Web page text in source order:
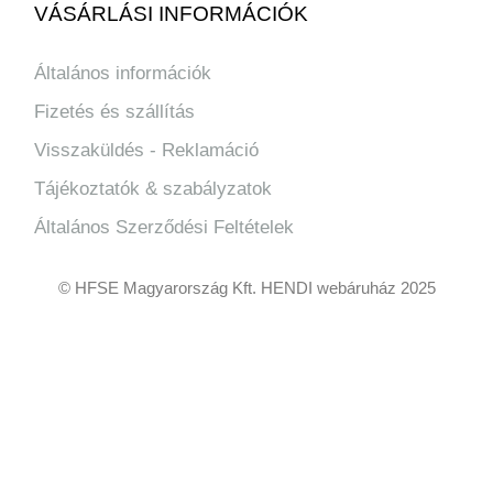
VÁSÁRLÁSI INFORMÁCIÓK
Általános információk
Fizetés és szállítás
Visszaküldés - Reklamáció
Tájékoztatók & szabályzatok
Általános Szerződési Feltételek
© HFSE Magyarország Kft. HENDI webáruház 2025